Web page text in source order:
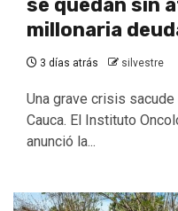
se quedan sin
millonaria
3 días atrás silvestre
Una grave crisis
Cauca. El Instituto
anunció la...